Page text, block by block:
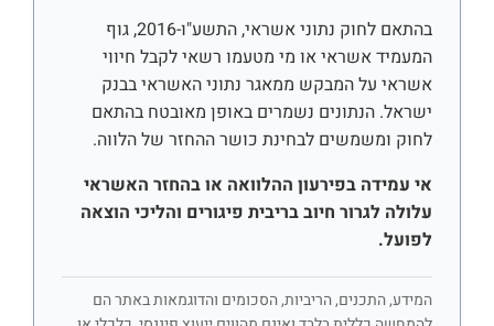
בהתאם לחוק נתוני אשראי, התשע"ו-2016, גוף
המעמיד אשראי או מי מטעמו רשאי לקבל חיווי
אשראי על המבקש ממאגר נתוני האשראי בבנק
ישראל. הנתונים נשמרים באופן מאובטח בהתאם
לחוק ומשמשים לבחינת כושר ההחזר של הלווה.
אי עמידה בפירעון ההלוואה או בהחזר האשראי
עלולה לגרור חיוב בריבית פיגורים והליכי הוצאה
לפועל.
המידע, התכנים, הריביות, הסכומים והדוגמאות באתר הם